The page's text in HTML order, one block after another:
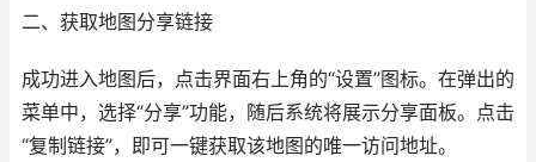
二、获取地图分享链接
成功进入地图后，点击界面右上角的“设置”图标。在弹出的
菜单中，选择“分享”功能，随后系统将展示分享面板。点击
“复制链接”，即可一键获取该地图的唯一访问地址。